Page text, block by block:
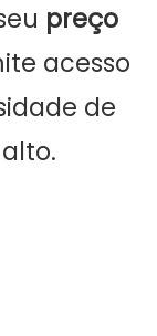
preço
acesso
de